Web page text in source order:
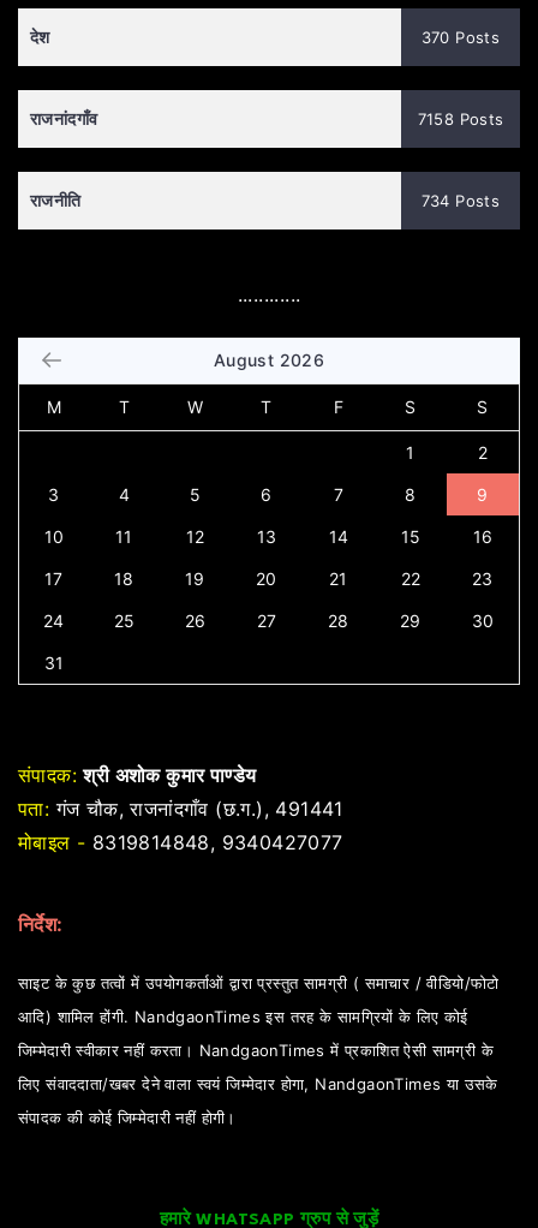
देश 370 Posts
राजनांदगाँव 7158 Posts
राजनीति 734 Posts
............
August 2026
M T W T F S S
1 2
3 4 5 6 7 8 9
10 11 12 13 14 15 16
17 18 19 20 21 22 23
24 25 26 27 28 29 30
31
संपादक: श्री अशोक कुमार पाण्डेय
पता: गंज चौक, राजनांदगाँव (छ.ग.), 491441
मोबाइल - 8319814848, 9340427077
निर्देश:
साइट के कुछ तत्वों में उपयोगकर्ताओं द्वारा प्रस्तुत सामग्री ( समाचार / वीडियो/फोटो
आदि) शामिल होंगी. NandgaonTimes इस तरह के सामग्रियों के लिए कोई
जिम्मेदारी स्वीकार नहीं करता। NandgaonTimes में प्रकाशित ऐसी सामग्री के
लिए संवाददाता/खबर देने वाला स्वयं जिम्मेदार होगा, NandgaonTimes या उसके
संपादक की कोई जिम्मेदारी नहीं होगी।
हमारे WHATSAPP ग्रुप से जुड़ें